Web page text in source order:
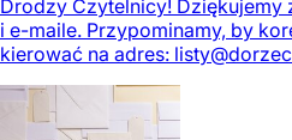
Drodzy Czytelnicy! Dziękujemy
i e-maile. Przypominamy, by
kierować na adres: